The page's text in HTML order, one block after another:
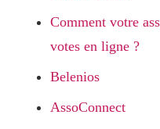
Comment votre
votes en ligne ?
Belenios
AssoConnect